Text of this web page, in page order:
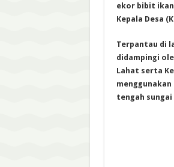
ekor bibit
Kepala Desa
Terpantau di
didampingi
Lahat serta
tengah